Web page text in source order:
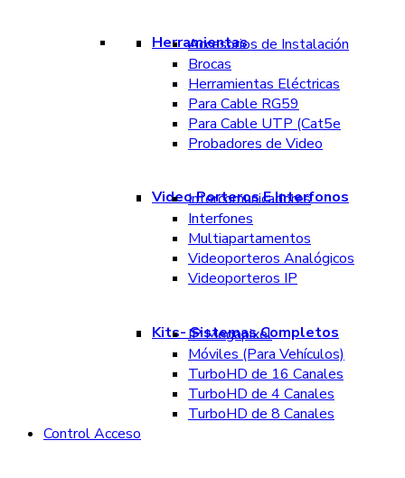
Herramientas
Accesorios de Instalación
Brocas
Herramientas Eléctricas
Para Cable RG59
Para Cable UTP (Cat5e
Probadores de Video
Video Porteros E Interfonos
Intercomunicadores
Interfones
Multiapartamentos
Videoporteros Analógicos
Videoporteros IP
Kits- Sistemas Completos
IP Megapixel
Móviles (Para Vehículos)
TurboHD de 16 Canales
TurboHD de 4 Canales
TurboHD de 8 Canales
Control Acceso